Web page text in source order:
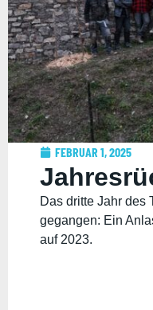
FEBRUAR 1, 2025
Das dritte Jahr des
gegangen: Ein
auf 2023.